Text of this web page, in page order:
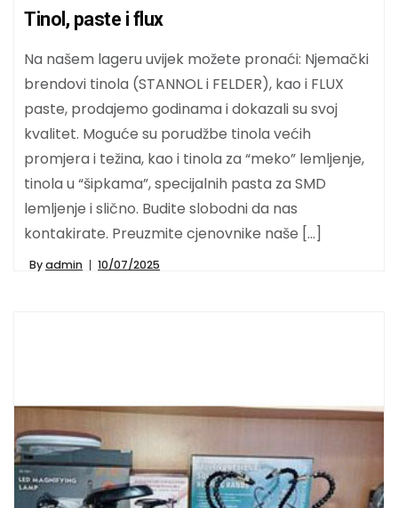
Tinol, paste i flux
Na našem lageru uvijek možete pronaći: Njemački
brendovi tinola (STANNOL i FELDER), kao i FLUX
paste, prodajemo godinama i dokazali su svoj
kvalitet. Moguće su porudžbe tinola većih
promjera i težina, kao i tinola za “meko” lemljenje,
tinola u “šipkama”, specijalnih pasta za SMD
lemljenje i slično. Budite slobodni da nas
kontakirate. Preuzmite cjenovnike naše […]
Byadmin 10/07/2025